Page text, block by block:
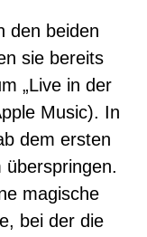
den beiden
sie bereits
„Live in der
Music). In
dem ersten
überspringen.
magische
bei der die